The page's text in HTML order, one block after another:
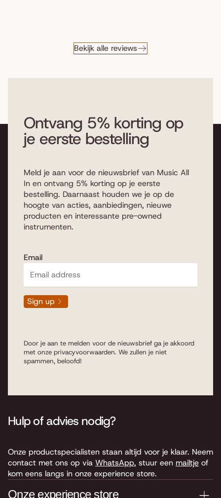
Bekijk alle reviews
Ontvang 5% korting op
je eerste bestelling
Meld je aan voor de nieuwsbrief van Music All
In en ontvang 5% korting op je eerste
bestelling. Daarnaast houden we je op de
hoogte van acties, aanbiedingen, nieuwe
producten en interessante pre-owned
instrumenten.
Email
Sign up
Door je aan te melden voor de nieuwsbrief ga je akkoord
met onze privacyvoorwaarden. We zullen je niet
spammen, beloofd!
Hulp of advies nodig?
Onze productspecialisten staan altijd voor je klaar. Neem
contact met ons op via WhatsApp, stuur een mailtje of
kom eens langs in onze experience store.
Onze experience store